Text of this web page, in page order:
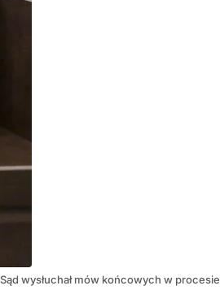
wysłuchał mów końcowych w procesie